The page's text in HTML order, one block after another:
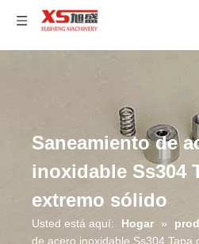
Saneamiento de
inoxidable Ss304
extremo sólido
Usted está aquí: Hogar »
de acero inoxidable Ss304 Tapa